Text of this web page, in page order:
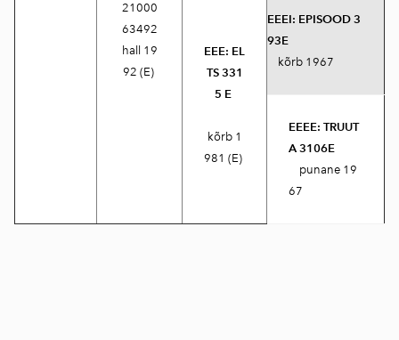
21000
63492
hall 19
92 (E)
EEE: EL
TS 331
5 E
kõrb 1
981 (E)
EEEI: EPISOOD 3
93E
kõrb 1967
EEEE: TRUUT
A 3106E
punane 19
67